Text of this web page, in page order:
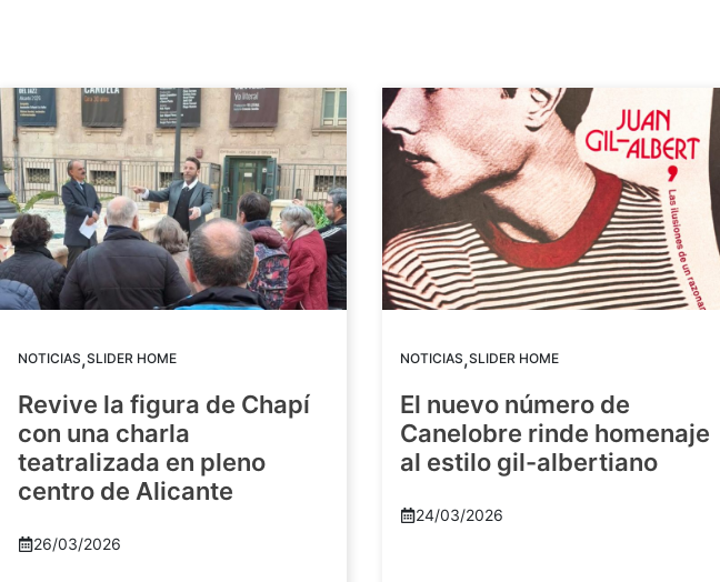
NOTICIAS,SLIDER HOME
Revive la figura de Chapí
con una charla
teatralizada en pleno
centro de Alicante
26/03/2026
NOTICIAS,SLIDER HOME
El nuevo número de
Canelobre rinde homenaje
al estilo gil-albertiano
24/03/2026